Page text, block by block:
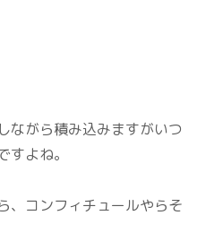
ながら積み込みますがいつ
よね。
、コンフィチュールやらそ